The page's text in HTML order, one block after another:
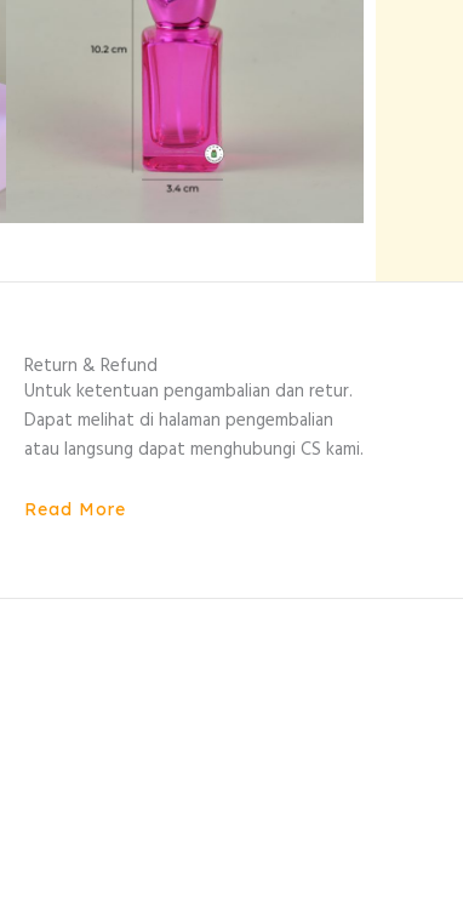
Return & Refund
Untuk ketentuan pengambalian dan retur.
Dapat melihat di halaman pengembalian
atau langsung dapat menghubungi CS kami.
Read More